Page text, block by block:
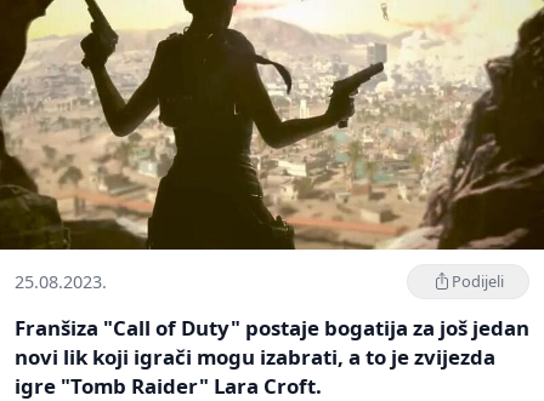
25.08.2023. Podijeli
Franšiza "Call of Duty" postaje bogatija za još jedan
novi lik koji igrači mogu izabrati, a to je zvijezda
igre "Tomb Raider" Lara Croft.